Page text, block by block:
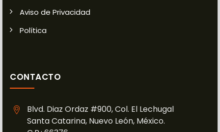
Aviso de Privacidad
Política
CONTACTO
Blvd. Diaz Ordaz #900, Col. El Lechugal
Santa Catarina, Nuevo León, México.